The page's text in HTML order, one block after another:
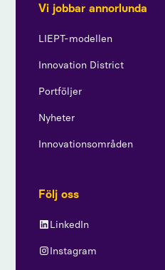
Vi jobbar annorlunda
LIEPT-modellen
Innovation District
Portföljer
Nyheter
Innovationsområden
Följ oss
LinkedIn
Instagram